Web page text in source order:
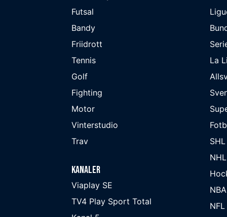
Futsal
Bandy
Friidrott
Tennis
Golf
Fighting
Motor
Vinterstudio
Trav
Kanaler
Viaplay SE
TV4 Play Sport Total
La
SHL
NHL
NBA
NFL